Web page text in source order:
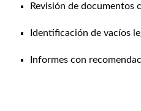
Revisión de documentos
Identificación de vacíos
Informes con